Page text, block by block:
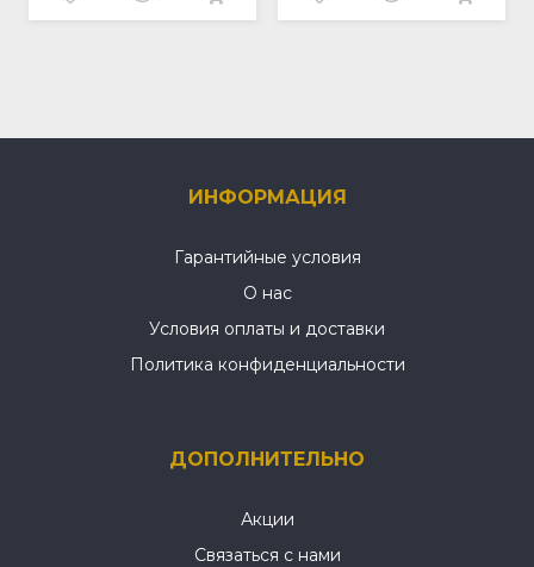
ИНФОРМАЦИЯ
Гарантийные условия
О нас
Условия оплаты и доставки
Политика конфиденциальности
ДОПОЛНИТЕЛЬНО
Акции
Связаться с нами